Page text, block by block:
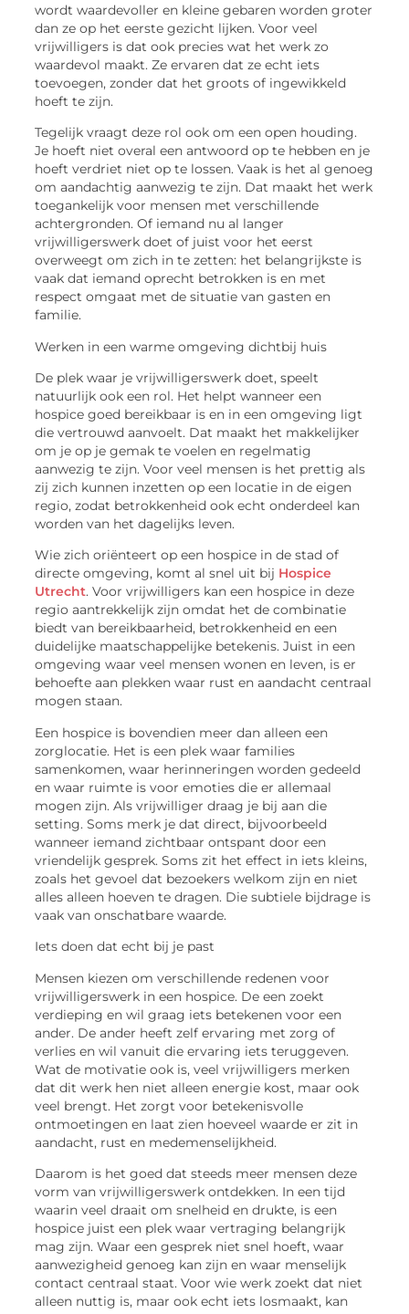
wordt waardevoller en kleine gebaren worden groter
dan ze op het eerste gezicht lijken. Voor veel
vrijwilligers is dat ook precies wat het werk zo
waardevol maakt. Ze ervaren dat ze echt iets
toevoegen, zonder dat het groots of ingewikkeld
hoeft te zijn.
Tegelijk vraagt deze rol ook om een open houding.
Je hoeft niet overal een antwoord op te hebben en je
hoeft verdriet niet op te lossen. Vaak is het al genoeg
om aandachtig aanwezig te zijn. Dat maakt het werk
toegankelijk voor mensen met verschillende
achtergronden. Of iemand nu al langer
vrijwilligerswerk doet of juist voor het eerst
overweegt om zich in te zetten: het belangrijkste is
vaak dat iemand oprecht betrokken is en met
respect omgaat met de situatie van gasten en
familie.
Werken in een warme omgeving dichtbij huis
De plek waar je vrijwilligerswerk doet, speelt
natuurlijk ook een rol. Het helpt wanneer een
hospice goed bereikbaar is en in een omgeving ligt
die vertrouwd aanvoelt. Dat maakt het makkelijker
om je op je gemak te voelen en regelmatig
aanwezig te zijn. Voor veel mensen is het prettig als
zij zich kunnen inzetten op een locatie in de eigen
regio, zodat betrokkenheid ook echt onderdeel kan
worden van het dagelijks leven.
Wie zich oriënteert op een hospice in de stad of
directe omgeving, komt al snel uit bij Hospice
Utrecht. Voor vrijwilligers kan een hospice in deze
regio aantrekkelijk zijn omdat het de combinatie
biedt van bereikbaarheid, betrokkenheid en een
duidelijke maatschappelijke betekenis. Juist in een
omgeving waar veel mensen wonen en leven, is er
behoefte aan plekken waar rust en aandacht centraal
mogen staan.
Een hospice is bovendien meer dan alleen een
zorglocatie. Het is een plek waar families
samenkomen, waar herinneringen worden gedeeld
en waar ruimte is voor emoties die er allemaal
mogen zijn. Als vrijwilliger draag je bij aan die
setting. Soms merk je dat direct, bijvoorbeeld
wanneer iemand zichtbaar ontspant door een
vriendelijk gesprek. Soms zit het effect in iets kleins,
zoals het gevoel dat bezoekers welkom zijn en niet
alles alleen hoeven te dragen. Die subtiele bijdrage is
vaak van onschatbare waarde.
Iets doen dat echt bij je past
Mensen kiezen om verschillende redenen voor
vrijwilligerswerk in een hospice. De een zoekt
verdieping en wil graag iets betekenen voor een
ander. De ander heeft zelf ervaring met zorg of
verlies en wil vanuit die ervaring iets teruggeven.
Wat de motivatie ook is, veel vrijwilligers merken
dat dit werk hen niet alleen energie kost, maar ook
veel brengt. Het zorgt voor betekenisvolle
ontmoetingen en laat zien hoeveel waarde er zit in
aandacht, rust en medemenselijkheid.
Daarom is het goed dat steeds meer mensen deze
vorm van vrijwilligerswerk ontdekken. In een tijd
waarin veel draait om snelheid en drukte, is een
hospice juist een plek waar vertraging belangrijk
mag zijn. Waar een gesprek niet snel hoeft, waar
aanwezigheid genoeg kan zijn en waar menselijk
contact centraal staat. Voor wie werk zoekt dat niet
alleen nuttig is, maar ook echt iets losmaakt, kan